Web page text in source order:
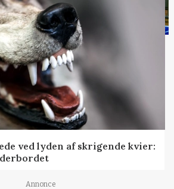
ved lyden af skrigende kvier:
Annonce